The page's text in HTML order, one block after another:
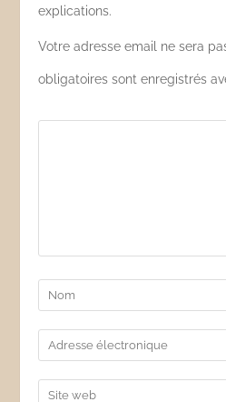
explications.
Votre adresse email ne sera
obligatoires sont enregistrés